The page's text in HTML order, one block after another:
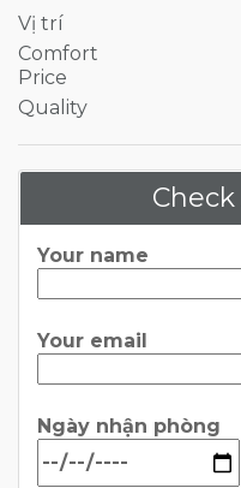
Vị trí
Comfort
Price
Quality
Your name
Your email
Ngày nhận phòng